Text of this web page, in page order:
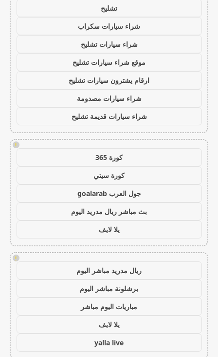
تشليح
شراء سيارات سكراب
شراء سيارات تشليح
موقع شراء سيارات تشليح
ارقام يشترون سيارات تشليح
شراء سيارات مصدومة
شراء سيارات قديمة تشليح
!
كورة 365
كورة سيتي
جول العرب goalarab
بث مباشر ريال مدريد اليوم
يلا لايف
!
ريال مدريد مباشر اليوم
برشلونة مباشر اليوم
مباريات اليوم مباشر
يلا لايف
yalla live